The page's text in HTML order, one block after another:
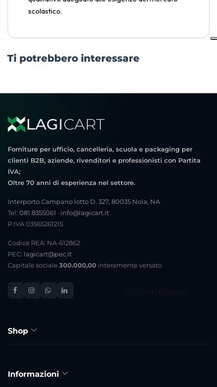
scolastico.
Ti potrebbero interessare
Forniture per ufficio, cancelleria, scuola e packaging per
clienti B2B, aziende, rivenditori e professionisti con Partita
IVA;
Oltre 70 anni di esperienza nel settore.
Interporto Campano lotto D. 327, 80035 Nola, NA
Tel: 081 8355061 · info@lagicart.it
P.IVA 03565261215
Codice REA: NA-612862
PEC: lagicart@pec.it
Capitale sociale 300.000,00 interamente versato
Shop
Informazioni